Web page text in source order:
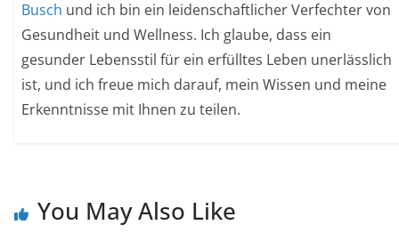
Busch und ich bin ein leidenschaftlicher Verfechter von
Gesundheit und Wellness. Ich glaube, dass ein
gesunder Lebensstil für ein erfülltes Leben unerlässlich
ist, und ich freue mich darauf, mein Wissen und meine
Erkenntnisse mit Ihnen zu teilen.
You May Also Like